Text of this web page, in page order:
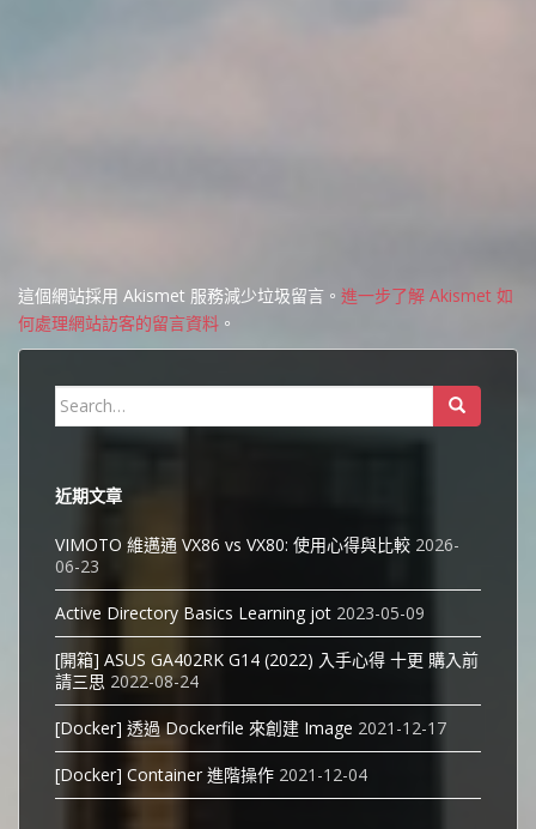
這個網站採用 Akismet 服務減少垃圾留言。 進一步了解 Akismet 如
何處理網站訪客的留言資料 。
Search
for:
近期文章
VIMOTO 維邁通 VX86 vs VX80: 使用心得與比較 2026-
06-23
Active Directory Basics Learning jot 2023-05-09
[開箱] ASUS GA402RK G14 (2022) 入手心得 十更 購入前
請三思 2022-08-24
[Docker] 透過 Dockerfile 來創建 Image 2021-12-17
[Docker] Container 進階操作 2021-12-04